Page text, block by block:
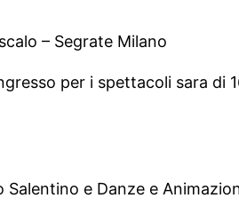
– Segrate Milano
per i spettacoli sara di
Salentino e Danze e